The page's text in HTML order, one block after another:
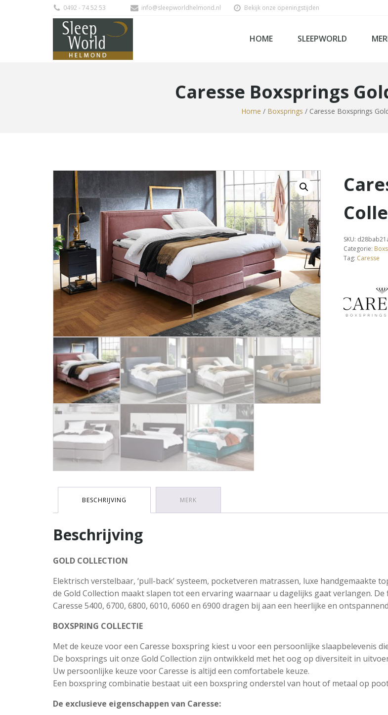
0492 - 74 52 53 info@sleepworldhelmond.nl Bekijk onze openingstijden
HOME SLEEPWORLD
Caresse Boxsprings
Home / Boxsprings / Caresse Boxsprings
SKU:
Categorie:
Tag: Caresse
BESCHRIJVING MERK
Beschrijving
GOLD COLLECTION
Elektrisch verstelbaar, ‘pull-back’ systeem, pocketveren matrassen, luxe
de Gold Collection maakt slapen tot een ervaring waarnaar u dagelijks gaat verlangen.
Caresse 5400, 6700, 6800, 6010, 6060 en 6900 dragen bij aan een heerlijke en
BOXSPRING COLLECTIE
Met de keuze voor een Caresse boxspring kiest u voor een persoonlijke slaapbelevenis
De boxsprings uit onze Gold Collection zijn ontwikkeld met het oog op diversiteit in
Uw persoonlijke keuze voor Caresse is altijd een comfortabele keuze.
Een boxspring combinatie bestaat uit een boxspring onderstel van hout of metaal op
De exclusieve eigenschappen van Caresse: